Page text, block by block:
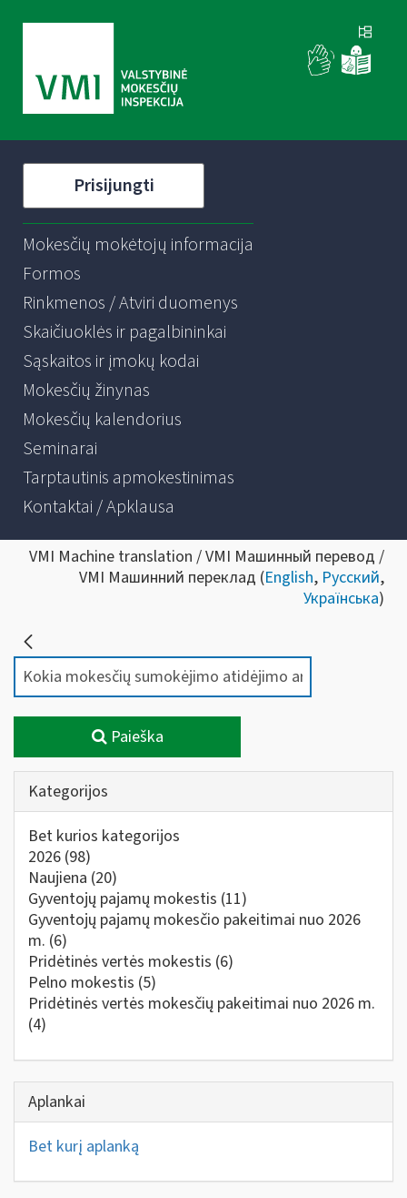
Prisijungti
Mokesčių mokėtojų informacija
Formos
Rinkmenos / Atviri duomenys
Skaičiuoklės ir pagalbininkai
Sąskaitos ir įmokų kodai
Mokesčių žinynas
Mokesčių kalendorius
Seminarai
Tarptautinis apmokestinimas
Kontaktai / Apklausa
VMI Machine translation / VMI Машинный перевод /
VMI Машинний переклад (English, Русский,
Українська)
Paieška
Kategorijos
Bet kurios kategorijos
2026 (98)
Naujiena (20)
Gyventojų pajamų mokestis (11)
Gyventojų pajamų mokesčio pakeitimai nuo 2026
m. (6)
Pridėtinės vertės mokestis (6)
Pelno mokestis (5)
Pridėtinės vertės mokesčių pakeitimai nuo 2026 m.
(4)
Aplankai
Bet kurį aplanką